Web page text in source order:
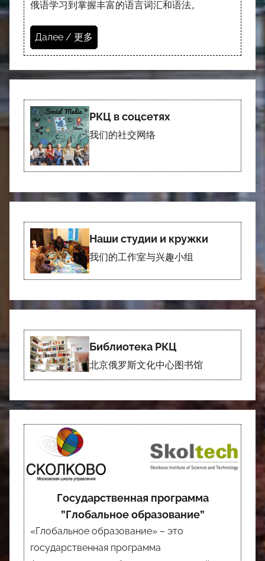
俄语学习到掌握丰富的语言词汇和语法。
Далее / 更多
РКЦ в соцсетях
我们的社交网络
Наши студии и кружки
我们的工作室与兴趣小组
Библиотека РКЦ
北京俄罗斯文化中心图书馆
Государственная программа
”Глобальное образование”
«Глобальное образование» – это
государственная программа